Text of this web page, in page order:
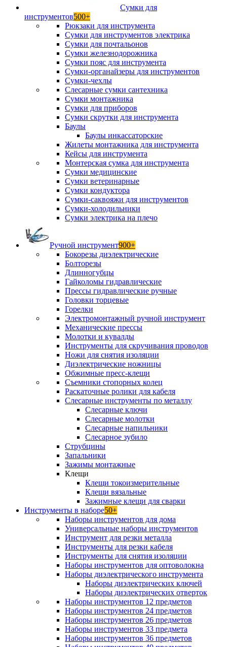
Сумки для
инструментов500+
Рюкзаки для инструмента
Сумки для инструментов электрика
Сумки для почтальонов
Сумки железнодорожника
Сумки пояс для инструмента
Сумки-органайзеры для инструментов
Сумки-чехлы
Слесарные сумки сантехника
Сумки монтажника
Сумки для приборов
Сумки скрутки для инструмента
Баулы
Баулы инкассаторские
Жилеты монтажника для инструмента
Кейсы для инструмента
Монтерская сумка для инструмента
Сумки медицинские
Сумки ветеринарные
Сумки кондуктора
Сумки-саквояжи для инструментов
Сумки-холодильники
Сумки электрика на плечо
Ручной инструмент900+
Бокорезы диэлектрические
Болторезы
Длинногубцы
Гайколомы гидравлические
Прессы гидравлические ручные
Головки торцевые
Горелки
Электромонтажный ручной инструмент
Механические прессы
Молотки и кувалды
Инструменты для скручивания проводов
Ножи для снятия изоляции
Диэлектрические ножницы
Обжимные пресс-клещи
Съемники стопорных колец
Раскаточные ролики для кабеля
Слесарные инструменты по металлу
Слесарные ключи
Слесарные молотки
Слесарные напильники
Слесарное зубило
Струбцины
Запальники
Зажимы монтажные
Клещи
Клещи токоизмерительные
Клещи вязальные
Зажимные клещи для сварки
Инструменты в наборе50+
Наборы инструментов для дома
Универсальные наборы инструментов
Инструмент для резки металла
Инструменты для резки кабеля
Инструменты для снятия изоляции
Наборы инструментов для оптоволокна
Наборы диэлектрического инструмента
Наборы диэлектрических ключей
Наборы диэлектрических отверток
Наборы инструментов 12 предметов
Наборы инструментов 24 предметов
Наборы инструментов 26 предметов
Наборы инструментов 33 предмета
Наборы инструментов 36 предметов